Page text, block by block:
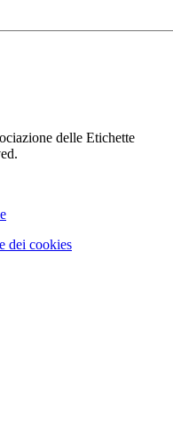
delle Etichette
dei cookies